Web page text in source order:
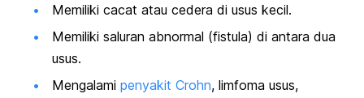
Memiliki cacat atau cedera di usus kecil.
Memiliki saluran abnormal (fistula) di antara dua
usus.
Mengalami penyakit Crohn, limfoma usus,